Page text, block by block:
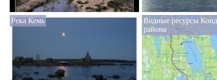
Река Кемь
Водные ресурсы
района